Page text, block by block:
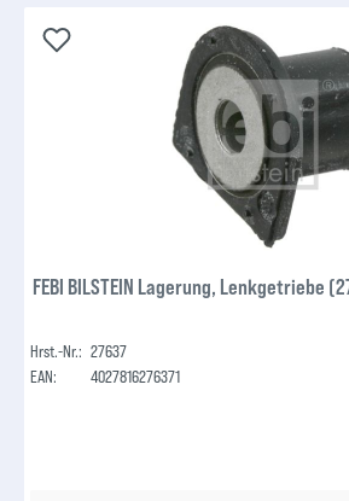
FEBI BILSTEIN Lagerung, Lenkgetriebe
Hrst.-Nr.: 27637
EAN:
4027816276371